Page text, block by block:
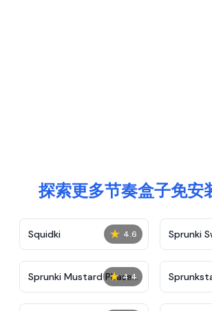
探索更多节奏盒子免安
★ 4.6
Squidki Sprunki
★ 4.4
Sprunki Mustard Phase
2